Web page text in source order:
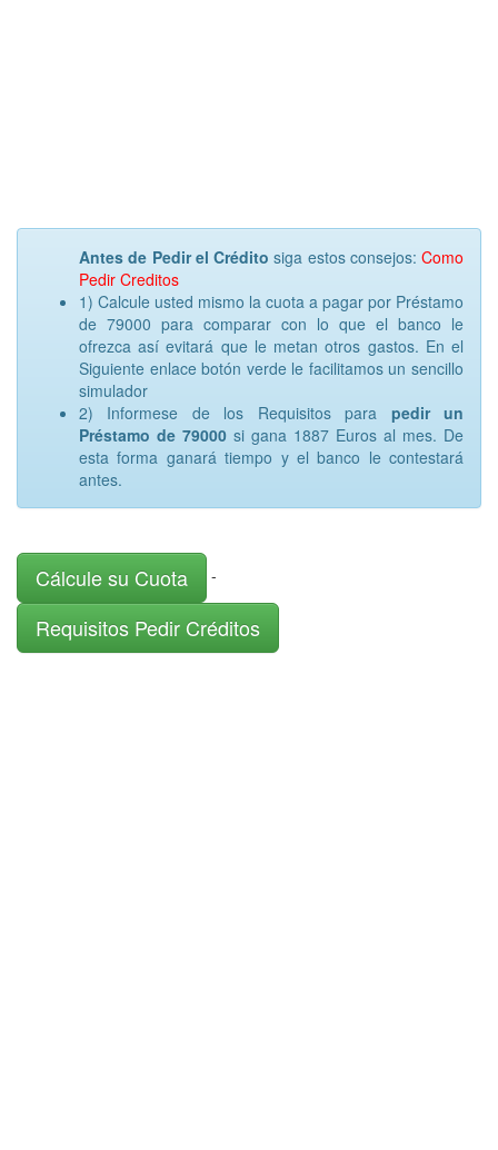
Antes de Pedir el Crédito siga estos consejos: Como
Pedir Creditos
1) Calcule usted mismo la cuota a pagar por Préstamo
de 79000 para comparar con lo que el banco le
ofrezca así evitará que le metan otros gastos. En el
Siguiente enlace botón verde le facilitamos un sencillo
simulador
2) Informese de los Requisitos para pedir un
Préstamo de 79000 si gana 1887 Euros al mes. De
esta forma ganará tiempo y el banco le contestará
antes.
Cálcule su Cuota -
Requisitos Pedir Créditos